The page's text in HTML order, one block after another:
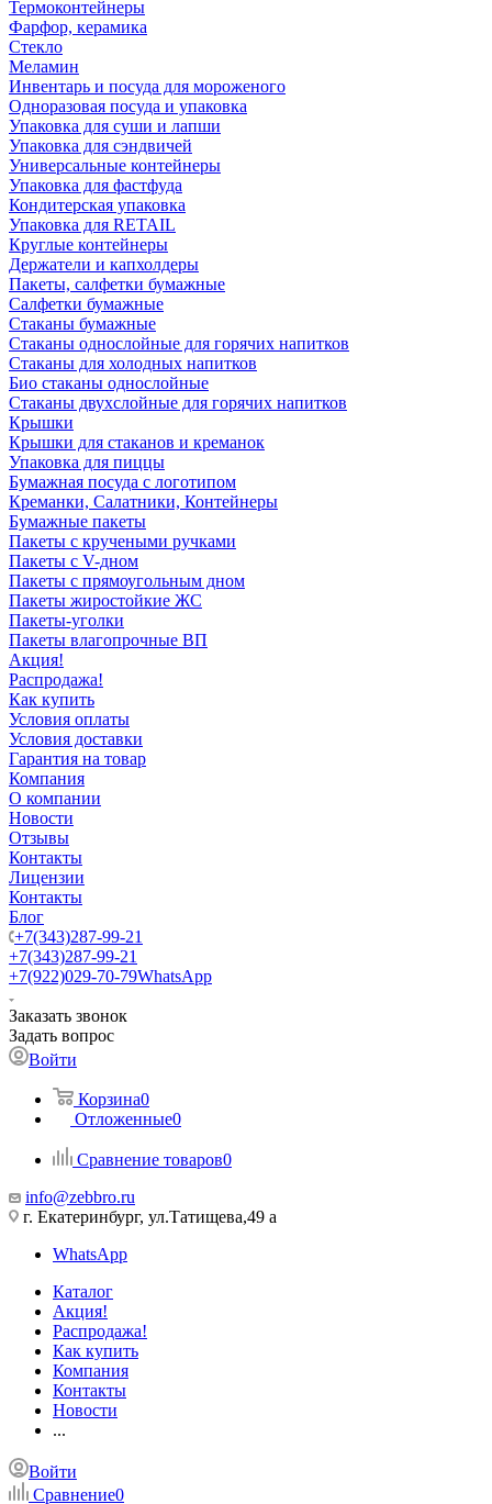
Термоконтейнеры
Фарфор, керамика
Стекло
Меламин
Инвентарь и посуда для мороженого
Одноразовая посуда и упаковка
Упаковка для суши и лапши
Упаковка для сэндвичей
Универсальные контейнеры
Упаковка для фастфуда
Кондитерская упаковка
Упаковка для RETAIL
Круглые контейнеры
Держатели и капхолдеры
Пакеты, салфетки бумажные
Салфетки бумажные
Стаканы бумажные
Стаканы однослойные для горячих напитков
Стаканы для холодных напитков
Био стаканы однослойные
Стаканы двухслойные для горячих напитков
Крышки
Крышки для стаканов и креманок
Упаковка для пиццы
Бумажная посуда с логотипом
Креманки, Салатники, Контейнеры
Бумажные пакеты
Пакеты с кручеными ручками
Пакеты с V-дном
Пакеты с прямоугольным дном
Пакеты жиростойкие ЖС
Пакеты-уголки
Пакеты влагопрочные ВП
Акция!
Распродажа!
Как купить
Условия оплаты
Условия доставки
Гарантия на товар
Компания
О компании
Новости
Отзывы
Контакты
Лицензии
Контакты
Блог
+7(343)287-99-21
+7(343)287-99-21
+7(922)029-70-79WhatsApp
Заказать звонок
Задать вопрос
Войти
Корзина0
Отложенные0
Сравнение товаров0
info@zebbro.ru
г. Екатеринбург, ул.Татищева,49 а
WhatsApp
Каталог
Акция!
Распродажа!
Как купить
Компания
Контакты
Новости
...
Войти
Сравнение0